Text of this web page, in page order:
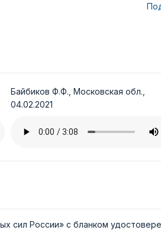
Байбиков Ф.Ф., Московская обл.,
04.02.2021
сил России» с бланком